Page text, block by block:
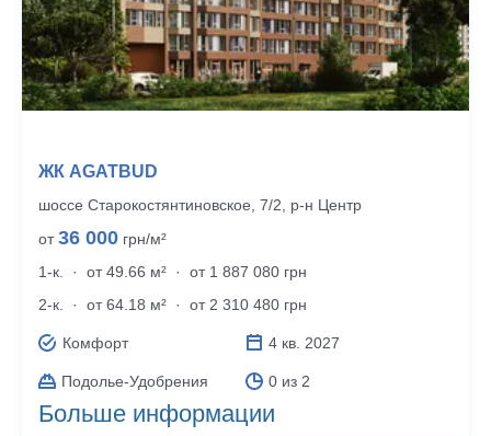
ЖК AGATBUD
шоссе Старокостянтиновское, 7/2, р‑н Центр
от36 000 грн/м²
1-к.
· от 49.66 м² ·
от 1 887 080 грн
2-к.
· от 64.18 м² · от 2 310 480 грн
Комфорт 4 кв. 2027
Подолье-Удобрения 0 из 2
Больше информации